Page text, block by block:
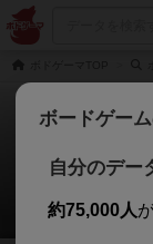
ボードゲー
自分のデー
約75,000人